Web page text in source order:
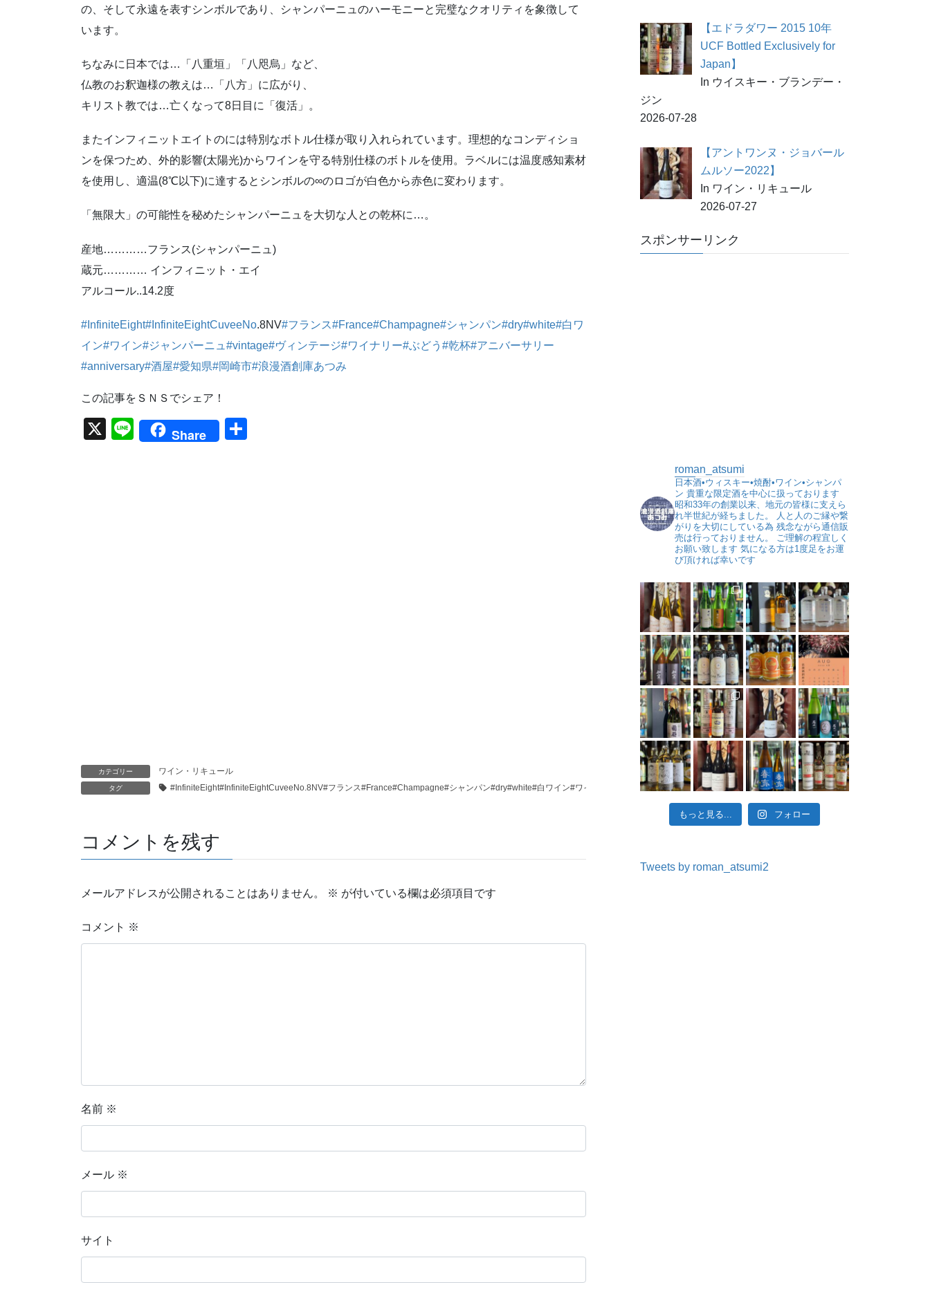
の、そして永遠を表すシンボルであり、シャンパーニュのハーモニーと完璧なクオリティを象徴して
います。
ちなみに日本では…「八重垣」「八咫烏」など、
仏教のお釈迦様の教えは…「八方」に広がり、
キリスト教では…亡くなって8日目に「復活」。
またインフィニットエイトのには特別なボトル仕様が取り入れられています。理想的なコンディショ
ンを保つため、外的影響(太陽光)からワインを守る特別仕様のボトルを使用。ラベルには温度感知素材
を使用し、適温(8℃以下)に達するとシンボルの∞のロゴが白色から赤色に変わります。
「無限大」の可能性を秘めたシャンパーニュを大切な人との乾杯に…。
産地…………フランス(シャンパーニュ)
蔵元………… インフィニット・エイ
アルコール..14.2度
#InfiniteEight#InfiniteEightCuveeNo.8NV#フランス#France#Champagne#シャンパン#dry#white#白ワ
イン#ワイン#ジャンパーニュ #vintage#ヴィンテージ#ワイナリー#ぶどう #乾杯#アニバーサリー
#anniversary#酒屋#愛知県#岡崎市#浪漫酒創庫あつみ
この記事をＳＮＳでシェア！
X
Li
Share
カテゴリー ワイン・リキュール
タグ #InfiniteEight#InfiniteEightCuveeNo.8NV#フランス#France#Champagne#シャンパン#dry#white#白ワイン#ワイン#ジャンパーニュ#vintage#ヴィンテージ#ワイナリー#ぶどう#乾杯#アニバーサリー
コメントを残す
メールアドレスが公開されることはありません。 ※ が付いている欄は必須項目です
コメント ※
名前 ※
メール ※
サイト
【エドラダワー 2015 10年
UCF Bottled Exclusively for
Japan】
In ウイスキー・ブランデー・
ジン
2026-07-28
【アントワンヌ・ジョバール
ムルソー2022】
In ワイン・リキュール
2026-07-27
スポンサーリンク
roman_atsumi
日本酒•ウィスキー•焼酎•ワイン•シャンパ
ン 貴重な限定酒を中心に扱っております
昭和33年の創業以来、地元の皆様に支えら
れ半世紀が経ちました。
人と人のご縁や繋
がりを大切にしている為 残念ながら通信販
売は行っておりません。
ご理解の程宜しく
お願い致します 気になる方は1度足をお運
び頂ければ幸いです
もっと見る... フォロー
Tweets by roman_atsumi2